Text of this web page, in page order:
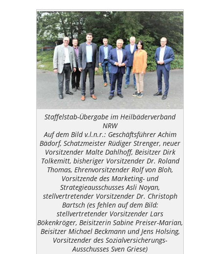
Staffelstab-Übergabe im Heilbäderverband
NRW
Auf dem Bild v.l.n.r.: Geschäftsführer Achim
Bädorf, Schatzmeister Rüdiger Strenger, neuer
Vorsitzender Malte Dahlhoff, Beisitzer Dirk
Tolkemitt, bisheriger Vorsitzender Dr. Roland
Thomas, Ehrenvorsitzender Rolf von Bloh,
Vorsitzende des Marketing- und
Strategieausschusses Asli Noyan,
stellvertretender Vorsitzender Dr. Christoph
Bartsch (es fehlen auf dem Bild:
stellvertretender Vorsitzender Lars
Bökenkröger, Beisitzerin Sabine Preiser-Marian,
Beisitzer Michael Beckmann und Jens Holsing,
Vorsitzender des Sozialversicherungs-
Ausschusses Sven Griese)